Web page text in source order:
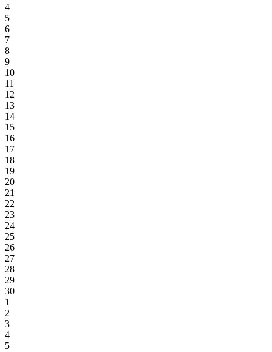
4
5
6
7
8
9
10
11
12
13
14
15
16
17
18
19
20
21
22
23
24
25
26
27
28
29
30
1
2
3
4
5